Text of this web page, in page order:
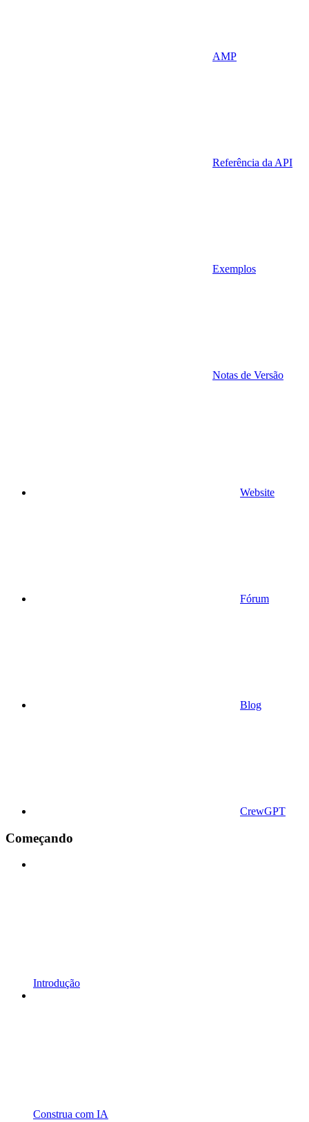
AMP
Referência da API
Exemplos
Notas de Versão
Website
Fórum
Blog
CrewGPT
Começando
Introdução
Construa com IA